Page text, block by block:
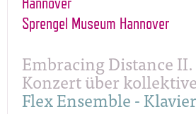
Sprengel Museum Hannover
Embracing Distance
Konzert über
Flex Ensemble -